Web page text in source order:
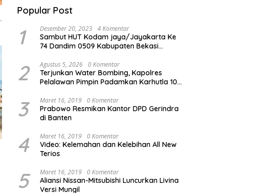
Popular Post
1 Desember 20, 2023 4 Komentar
Sambut HUT Kodam jaya/Jayakarta Ke
74 Dandim 0509 Kabupaten Bekasi
Yatim-Piatu
2 Agustus 5, 2026 0 Komentar
Terjunkan Water Bombing, Kapolres
Pelalawan Pimpin Padamkan Karhutla 10
3 Maret 16, 2019 0 Komentar
Prabowo Resmikan Kantor DPD Gerindra
di Banten
4 Maret 16, 2019 0 Komentar
Video: Kelemahan dan Kelebihan All New
Terios
5 Maret 16, 2019 0 Komentar
Aliansi Nissan-Mitsubishi Luncurkan Livina
Versi Mungil